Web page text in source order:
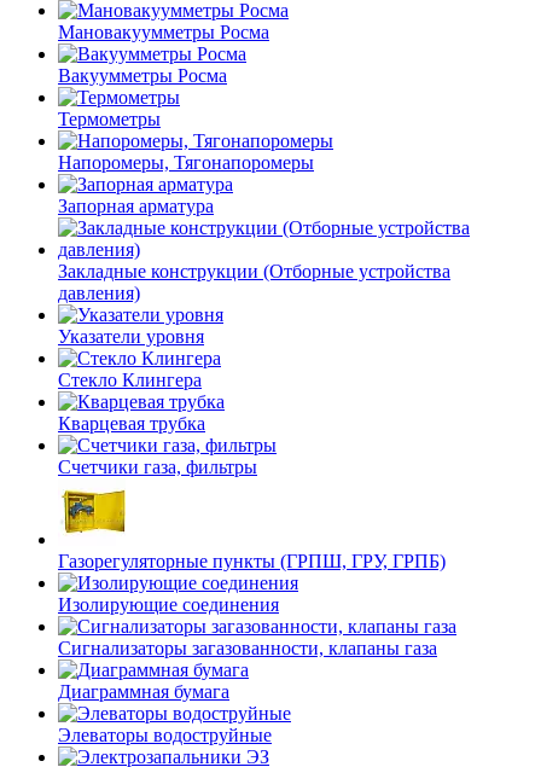
Мановакуумметры Росма
Вакуумметры Росма
Термометры
Напоромеры, Тягонапоромеры
Запорная арматура
Закладные конструкции (Отборные устройства
давления)
Указатели уровня
Стекло Клингера
Кварцевая трубка
Счетчики газа, фильтры
Газорегуляторные пункты (ГРПШ, ГРУ, ГРПБ)
Изолирующие соединения
Сигнализаторы загазованности, клапаны газа
Диаграммная бумага
Элеваторы водоструйные